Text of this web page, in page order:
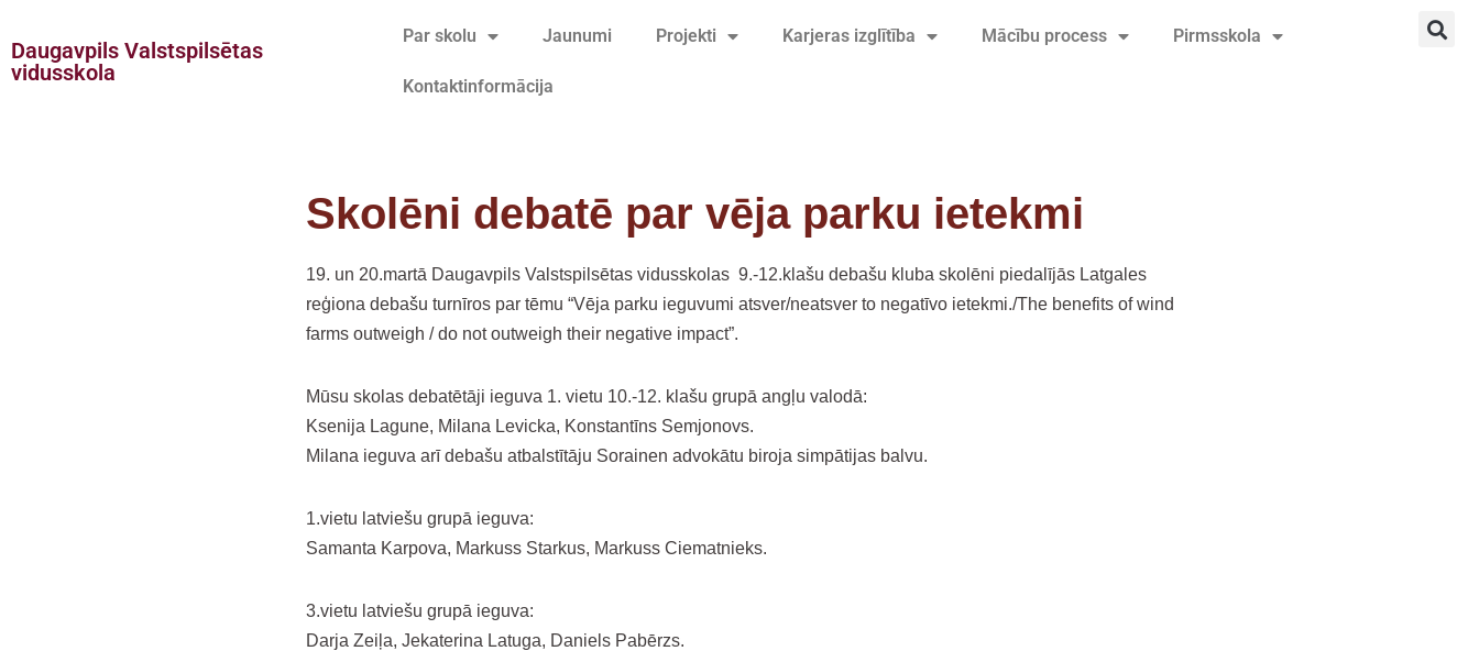
Doties
Daugavpils Valstspilsētas
vidusskola
Par skolu Jaunumi Projekti Karjeras izglītība Mācību process Pirmsskola
Kontaktinformācija
Skolēni debatē par vēja parku ietekmi
19. un 20.martā Daugavpils Valstspilsētas vidusskolas 9.-12.klašu debašu kluba skolēni piedalījās Latgales
reģiona debašu turnīros par tēmu “Vēja parku ieguvumi atsver/neatsver to negatīvo ietekmi./The benefits of wind
farms outweigh / do not outweigh their negative impact”.
Mūsu skolas debatētāji ieguva 1. vietu 10.-12. klašu grupā angļu valodā:
Ksenija Lagune, Milana Levicka, Konstantīns Semjonovs.
Milana ieguva arī debašu atbalstītāju Sorainen advokātu biroja simpātijas balvu.
1.vietu latviešu grupā ieguva:
Samanta Karpova, Markuss Starkus, Markuss Ciematnieks.
3.vietu latviešu grupā ieguva:
Darja Zeiļa, Jekaterina Latuga, Daniels Pabērzs.